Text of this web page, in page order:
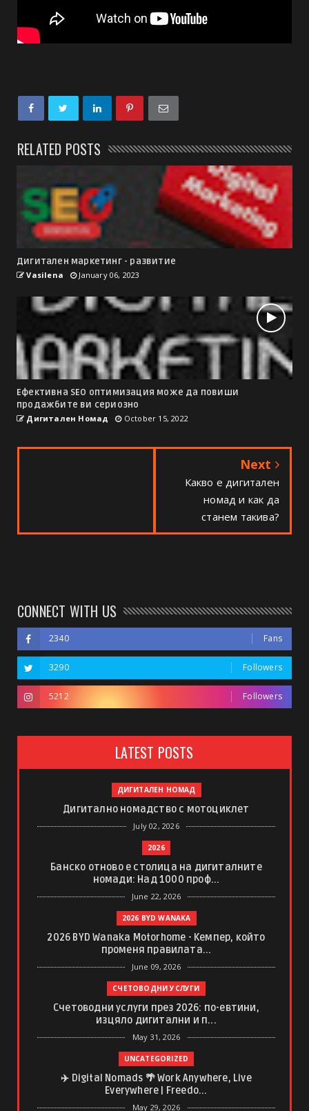
RELATED POSTS
Дигитален маркетинг - развитие
Vasilena January 06, 2023
Ефективна SEO оптимизация може да повиши
продажбите ви сериозно
Дигитален Номад October 15, 2022
Next
Какво е дигитален
номад и как да
станем такива?
CONNECT WITH US
2340 Fans
3290 Followers
5212 Followers
LATEST POSTS
ДИГИТАЛЕН НОМАД
Дигитално номадство с мотоциклет
July 02, 2026
2026
Банско отново е столица на дигиталните
номади: Над 1000 проф...
June 22, 2026
2026 BYD WANAKA
2026 BYD Wanaka Motorhome - Кемпер, който
променя правилата...
June 09, 2026
СЧЕТОВОДНИ УСЛУГИ
Счетоводни услуги през 2026: по-евтини,
изцяло дигитални и п...
May 31, 2026
UNCATEGORIZED
✈️ Digital Nomads 🌴 Work Anywhere, Live
Everywhere | Freedo...
May 29, 2026